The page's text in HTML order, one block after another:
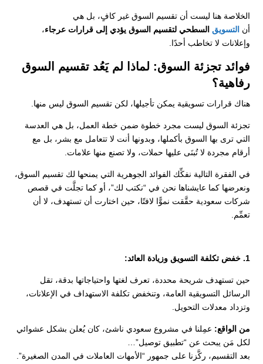
الخلاصة هنا ليست أن تقسيم السوق غير كافٍ، بل هي
أن التسويق السطحي لتقسيم السوق يؤدي إلى قرارات عرجاء،
وإعلانات لا تخاطب أحدًا.
فوائد تجزئة السوق: لماذا لم يَعُد تقسيم السوق
رفاهية؟
هناك قرارات تسويقية يمكن تأجيلها، لكن تقسيم السوق ليس منها.
تجزئة السوق ليست مجرد خطوة ضمن خطة العمل، بل هي العدسة
التي ترى بها السوق بأكملها، وبدونها أنت لا تتعامل مع بشر، بل مع
أرقام مجردة لا تُبنَى عليها حملات، ولا تصنع منها علامات.
في الفقرة التالية نفكِّك الفوائد الجوهرية التي يمنحها لك تقسيم السوق،
ونعرضها كما عايشناها نحن في “نكتب لك”، أو كما تجلَّت في قصص
شركات سعودية حقَّقت نموًّا لافتًا، حين اختارت أن تستهدف، لا أن
تعمِّم.
1. خفض تكلفة التسويق وزيادة العائد:
حين تستهدف شريحة محددة، تعرف لغتها واحتياجاتها بدقة، تقل
الرسائل التسويقية العامة، وتنخفض تكلفة الاستهداف في الإعلانات،
وتزداد معدلات التحويل.
من الواقع: عمِلنا في مشروع سعودي ناشئ، كان يُعلن بشكل عشوائي
لكل مَن يبحث عن “تطبيق توصيل”…
بعد التقسيم، ركَّزنا على جمهور “الأمهات العاملات في المدن الصغيرة”.